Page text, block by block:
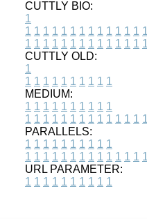
CUTTLY BIO:
1
1 1 1 1 1 1 1 1 1 1 1 1 1 1
1 1 1 1 1 1 1 1 1 1 1 1 1 1
CUTTLY OLD:
1
1 1 1 1 1 1 1 1 1 1
MEDIUM:
1 1 1 1 1 1 1 1 1 1
1 1 1 1 1 1 1 1 1 1 1 1 1 1
PARALLELS:
1 1 1 1 1 1 1 1 1 1
1 1 1 1 1 1 1 1 1 1 1 1 1 1
URL PARAMETER:
1 1 1 1 1 1 1 1 1 1